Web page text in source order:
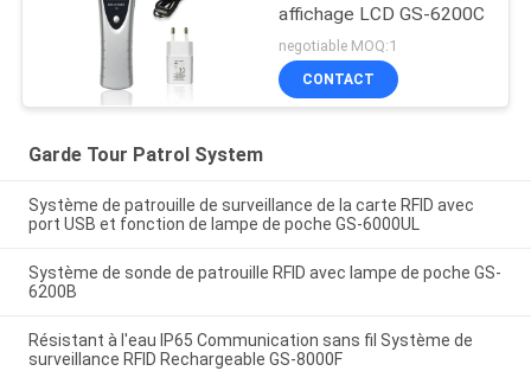
affichage LCD GS-6200C
negotiable MOQ:1
CONTACT
Garde Tour Patrol System
Système de patrouille de surveillance de la carte RFID avec
port USB et fonction de lampe de poche GS-6000UL
Système de sonde de patrouille RFID avec lampe de poche GS-
6200B
Résistant à l'eau IP65 Communication sans fil Système de
surveillance RFID Rechargeable GS-8000F